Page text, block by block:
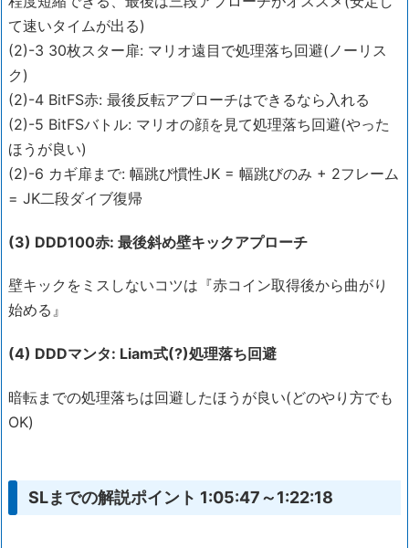
て速いタイムが出る)
(2)-3 30枚スター扉: マリオ遠目で処理落ち回避(ノーリス
ク)
(2)-4 BitFS赤: 最後反転アプローチはできるなら入れる
(2)-5 BitFSバトル: マリオの顔を見て処理落ち回避(やった
ほうが良い)
(2)-6 カギ扉まで: 幅跳び慣性JK = 幅跳びのみ + 2フレーム
= JK二段ダイブ復帰
(3) DDD100赤: 最後斜め壁キックアプローチ
壁キックをミスしないコツは『赤コイン取得後から曲がり
始める』
(4) DDDマンタ: Liam式(?)処理落ち回避
暗転までの処理落ちは回避したほうが良い(どのやり方でも
OK)
SLまでの解説ポイント 1:05:47～1:22:18